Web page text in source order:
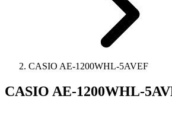
CASIO AE-1200WHL-5AVEF
CASIO AE-1200WHL-